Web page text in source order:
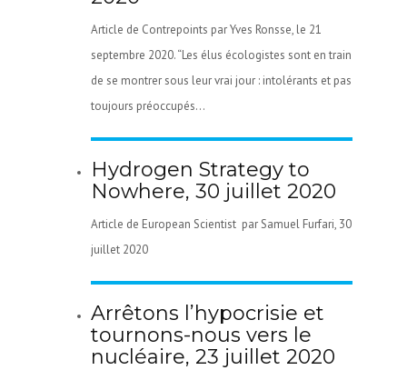
Article de Contrepoints par Yves Ronsse, le 21
septembre 2020. “Les élus écologistes sont en train
de se montrer sous leur vrai jour : intolérants et pas
toujours préoccupés...
Hydrogen Strategy to
Nowhere, 30 juillet 2020
Article de European Scientist par Samuel Furfari, 30
juillet 2020
Arrêtons l’hypocrisie et
tournons-nous vers le
nucléaire, 23 juillet 2020